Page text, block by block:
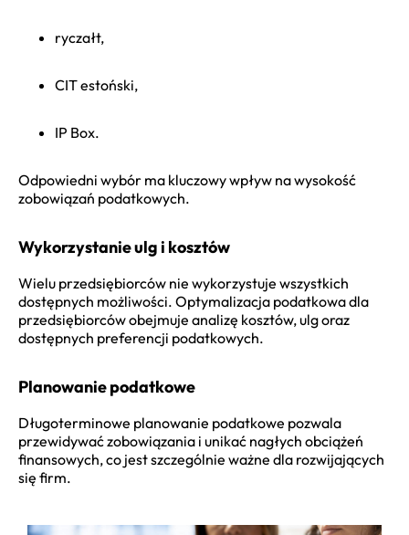
ryczałt,
CIT estoński,
IP Box.
Odpowiedni wybór ma kluczowy wpływ na wysokość
zobowiązań podatkowych.
Wykorzystanie ulg i kosztów
Wielu przedsiębiorców nie wykorzystuje wszystkich
dostępnych możliwości. Optymalizacja podatkowa dla
przedsiębiorcówobejmuje analizę kosztów, ulg oraz
dostępnych preferencji podatkowych.
Planowanie podatkowe
Długoterminowe planowanie podatkowe pozwala
przewidywać zobowiązania i unikać nagłych obciążeń
finansowych, co jest szczególnie ważne dla rozwijających
się firm.